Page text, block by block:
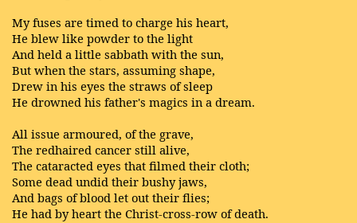
My fuses are timed to charge his heart,
He blew like powder to the light
And held a little sabbath with the sun,
But when the stars, assuming shape,
Drew in his eyes the straws of sleep
He drowned his father's magics in a dream.
All issue armoured, of the grave,
The redhaired cancer still alive,
The cataracted eyes that filmed their cloth;
Some dead undid their bushy jaws,
And bags of blood let out their flies;
He had by heart the Christ-cross-row of death.